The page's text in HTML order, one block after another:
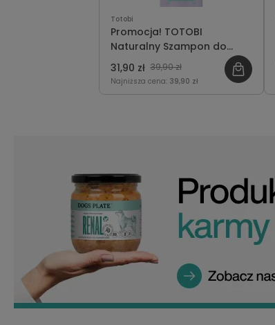
Totobi
Promocja! TOTOBI
Naturalny Szampon do
Długich Włosów 300ml
31,90 zł 39,90 zł
Najniższa cena: 39,90 zł